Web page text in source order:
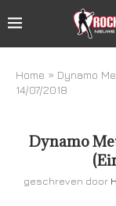
Home » Dynamo
14/07/2018
Dynamo
geschreven door